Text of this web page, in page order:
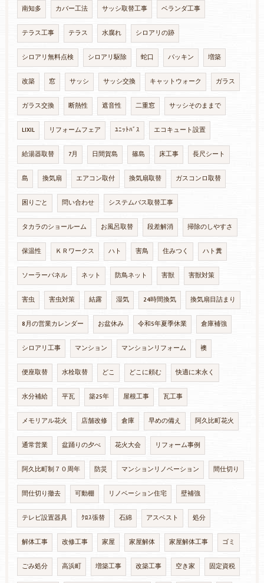
南知多 カバー工法 サッシ取替工事 ベランダ工事
テラス工事 テラス 水腐れ シロアリの跡
シロアリ無料点検 シロアリ駆除 蛇口 パッキン 増築
改築 窓 サッシ サッシ交換 キャットウォーク ガラス
ガラス交換 断熱性 遮音性 二重窓 サッシそのままで
LIXIL リフォームフェア ﾕﾆｯﾄﾊﾞｽ エコキュート設置
給湯器取替 7月 日間賀島 篠島 床工事 長尺シート
島 換気扇 エアコン取付 換気扇取替 ガスコンロ取替
困りごと 問い合わせ システムバス取替工事
タカラのショールーム お風呂取替 段差解消 掃除のしやすさ
保温性 ＫＲワークス ハト 害鳥 住みつく ハト糞
ソーラーパネル ネット 防鳥ネット 害獣 害獣対策
害虫 害虫対策 結露 湿気 24時間換気 換気扇目詰まり
8月の営業カレンダー お盆休み 令和5年夏季休業 倉庫補強
シロアリ工事 マンション マンションリフォーム 襖
便座取替 水栓取替 どこ どこに頼む 快適に末永く
水分補給 平瓦 築25年 屋根工事 瓦工事
メモリアル花火 店舗改修 倉庫 早めの備え 阿久比町花火
通常営業 盆踊りの夕べ 花火大会 リフォーム事例
阿久比町制７０周年 防災 マンションリノベーション 間仕切り
間仕切り撤去 可動棚 リノベーション住宅 壁補強
テレビ設置器具 ｸﾛｽ張替 石綿 アスベスト 処分
解体工事 改修工事 家屋 家屋解体 家屋解体工事 ゴミ
ごみ処分 高浜町 増築工事 改築工事 空き家 固定資税